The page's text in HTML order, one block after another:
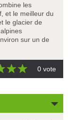
les
et le meilleur du
le glacier de
sur un de
0 vote